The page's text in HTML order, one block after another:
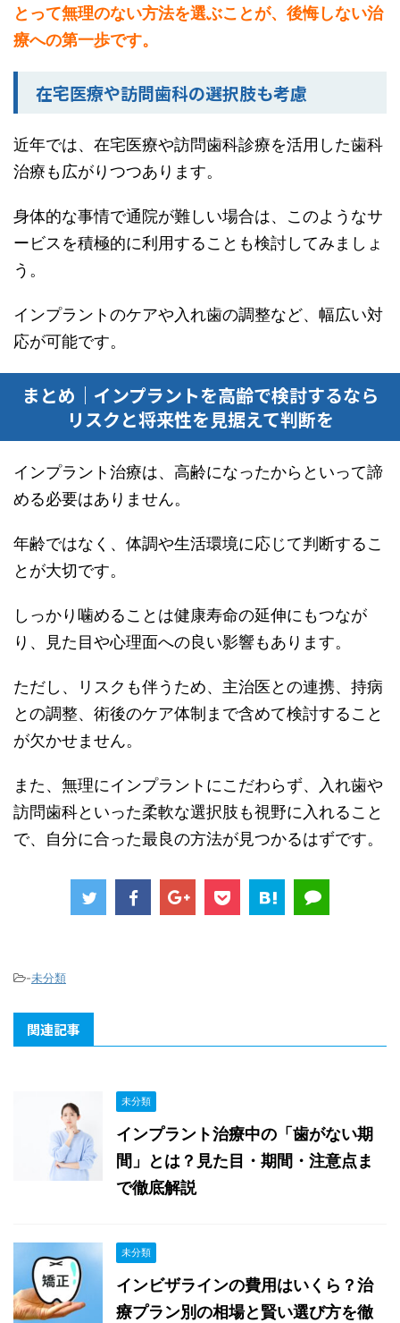
とって無理のない方法を選ぶことが、後悔しない治
療への第一歩です。
在宅医療や訪問歯科の選択肢も考慮
近年では、在宅医療や訪問歯科診療を活用した歯科
治療も広がりつつあります。
身体的な事情で通院が難しい場合は、このようなサ
ービスを積極的に利用することも検討してみましょ
う。
インプラントのケアや入れ歯の調整など、幅広い対
応が可能です。
まとめ｜インプラントを高齢で検討するなら
リスクと将来性を見据えて判断を
インプラント治療は、高齢になったからといって諦
める必要はありません。
年齢ではなく、体調や生活環境に応じて判断するこ
とが大切です。
しっかり噛めることは健康寿命の延伸にもつなが
り、見た目や心理面への良い影響もあります。
ただし、リスクも伴うため、主治医との連携、持病
との調整、術後のケア体制まで含めて検討すること
が欠かせません。
また、無理にインプラントにこだわらず、入れ歯や
訪問歯科といった柔軟な選択肢も視野に入れること
で、自分に合った最良の方法が見つかるはずです。
-未分類
関連記事
未分類
インプラント治療中の「歯がない期
間」とは？見た目・期間・注意点ま
で徹底解説
未分類
インビザラインの費用はいくら？治
療プラン別の相場と賢い選び方を徹